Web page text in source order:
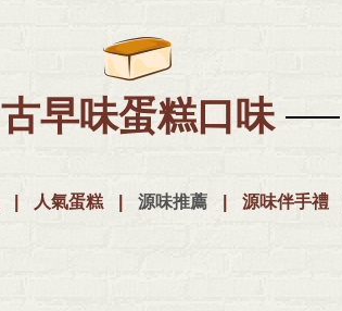
古早味蛋糕口味
人氣蛋糕 源味推薦 源味伴手禮